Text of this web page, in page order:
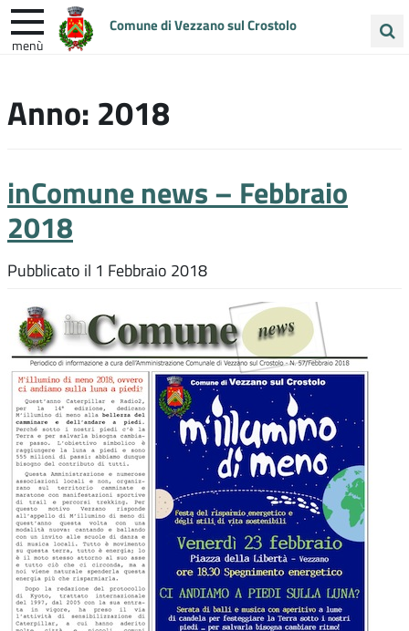
Comune di Vezzano sul Crostolo
menù
sito
UNIONE COLLINE MATILDICHE
Anno: 2018
inComune news – Febbraio
2018
Pubblicato il 1 Febbraio 2018